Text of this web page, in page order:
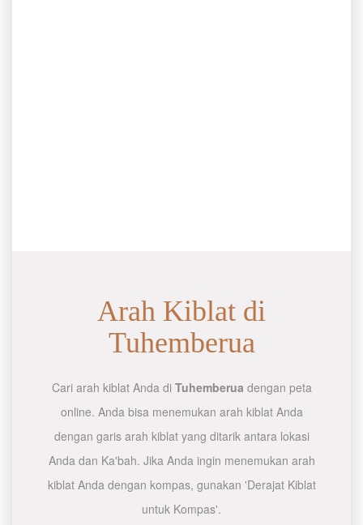
Arah Kiblat di
Tuhemberua
Cari arah kiblat Anda di Tuhemberua dengan peta
online. Anda bisa menemukan arah kiblat Anda
dengan garis arah kiblat yang ditarik antara lokasi
Anda dan Ka'bah. Jika Anda ingin menemukan arah
kiblat Anda dengan kompas, gunakan 'Derajat Kiblat
untuk Kompas'.